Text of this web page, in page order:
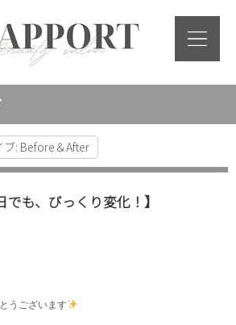
ブ: Before＆After
でも、びっくり変化！】
うございます